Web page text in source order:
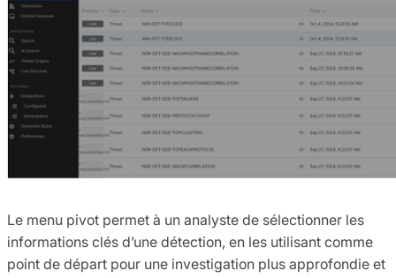
Le menu pivot permet à un analyste de sélectionner les
informations clés d’une détection, en les utilisant comme
point de départ pour une investigation plus approfondie et